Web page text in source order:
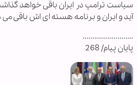
سیاست ترامپ در ایران باقی خواهد
آید و ایران و برنامه هسته ای اش باقی می
..........................
پایان پیام/ 268